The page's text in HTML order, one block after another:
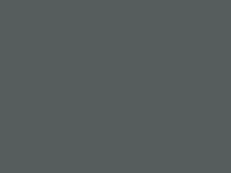
elettronica)